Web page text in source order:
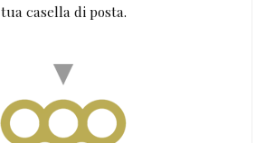
tua casella di posta.